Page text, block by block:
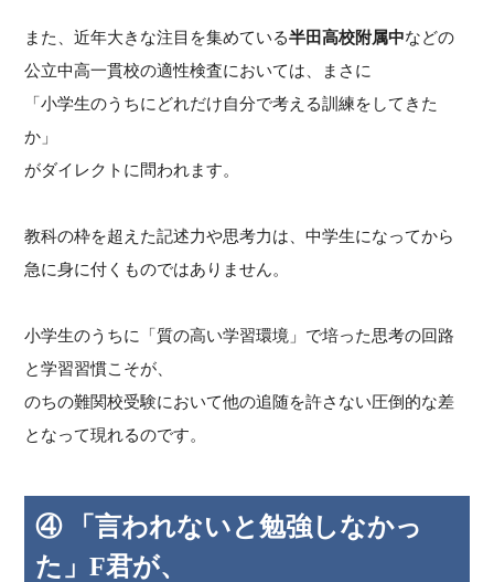
また、近年大きな注目を集めている半田高校附属中などの
公立中高一貫校の適性検査においては、まさに
「小学生のうちにどれだけ自分で考える訓練をしてきた
か」
がダイレクトに問われます。
教科の枠を超えた記述力や思考力は、中学生になってから
急に身に付くものではありません。
小学生のうちに「質の高い学習環境」で培った思考の回路
と学習習慣こそが、
のちの難関校受験において他の追随を許さない圧倒的な差
となって現れるのです。
④ 「言われないと勉強しなかっ
た」F君が、